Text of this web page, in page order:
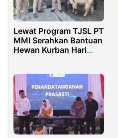
Lewat Program TJSL PT
MMI Serahkan Bantuan
Hewan Kurban Hari